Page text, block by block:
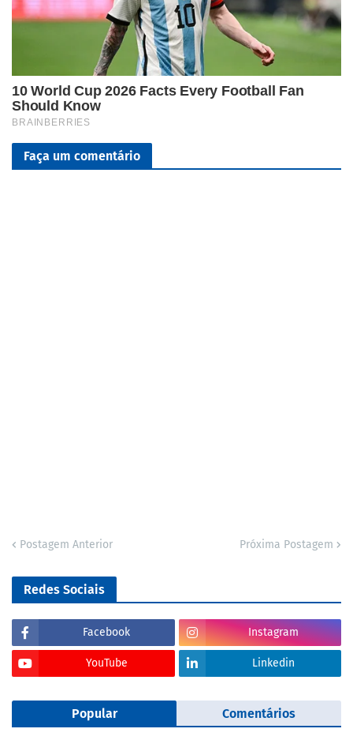
Faça um comentário
Postagem Anterior Próxima Postagem
Redes Sociais
Facebook Instagram
YouTube Linkedin
Popular Comentários